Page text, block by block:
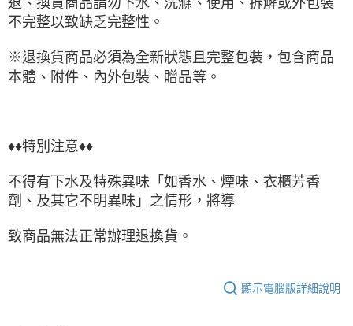
不完整以致缺乏完整性。
※退換貨商品必須為全新狀態且完整包裝，包含商品
本體、附件、內外包裝、贈品等。
♦♦特別注意♦♦
不得有下水及特殊異味「如香水、煙味、衣櫃芳香
劑、及其它不明異味」之情形，將導
致商品無法正常辦理退換貨。
顯示電腦版詳細說明